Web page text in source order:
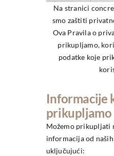
Na stranici
smo zaštiti
Ova Pravila o
prikupljamo,
podatke koje
Informacije
prikupljamo
Možemo prikupljati
informacija od
uključujući: